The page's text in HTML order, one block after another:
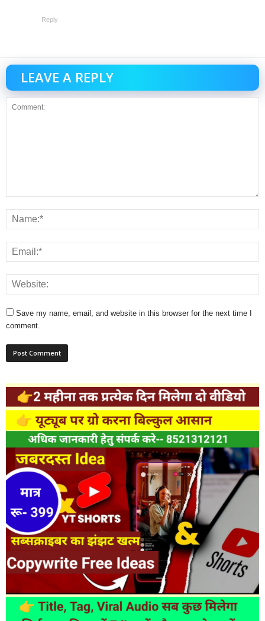
Reply
LEAVE A REPLY
Save my name, email, and website in this browser for the next time I
comment.